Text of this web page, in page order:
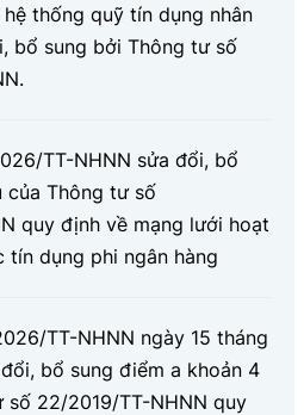
thống quỹ tín dụng nhân
bổ sung bởi Thông tư số
TT-NHNN sửa đổi, bổ
của Thông tư số
quy định về mạng lưới hoạt
dụng phi ngân hàng
TT-NHNN ngày 15 tháng
bổ sung điểm a khoản 4
22/2019/TT-NHNN quy